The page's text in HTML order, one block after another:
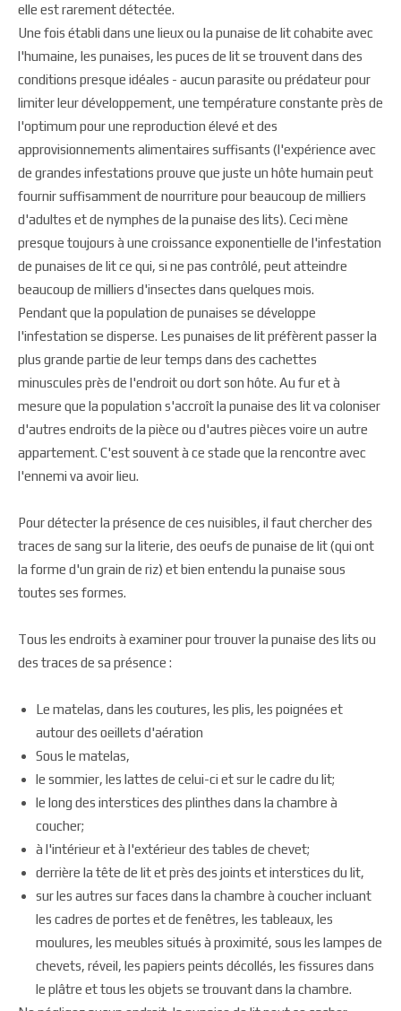
elle est rarement détectée.
Une fois établi dans une lieux ou la punaise de lit cohabite avec
l'humaine, les punaises, les puces de lit se trouvent dans des
conditions presque idéales - aucun parasite ou prédateur pour
limiter leur développement, une température constante près de
l'optimum pour une reproduction élevé et des
approvisionnements alimentaires suffisants (l'expérience avec
de grandes infestations prouve que juste un hôte humain peut
fournir suffisamment de nourriture pour beaucoup de milliers
d'adultes et de nymphes de la punaise des lits). Ceci mène
presque toujours à une croissance exponentielle de l'infestation
de punaises de lit ce qui, si ne pas contrôlé, peut atteindre
beaucoup de milliers d'insectes dans quelques mois.
Pendant que la population de punaises se développe
l'infestation se disperse. Les punaises de lit préfèrent passer la
plus grande partie de leur temps dans des cachettes
minuscules près de l'endroit ou dort son hôte. Au fur et à
mesure que la population s'accroît la punaise des lit va coloniser
d'autres endroits de la pièce ou d'autres pièces voire un autre
appartement. C'est souvent à ce stade que la rencontre avec
l'ennemi va avoir lieu.
Pour détecter la présence de ces nuisibles, il faut chercher des
traces de sang sur la literie, des oeufs de punaise de lit (qui ont
la forme d'un grain de riz) et bien entendu la punaise sous
toutes ses formes.
Tous les endroits à examiner pour trouver la punaise des lits ou
des traces de sa présence :
Le matelas, dans les coutures, les plis, les poignées et
autour des oeillets d'aération
Sous le matelas,
le sommier, les lattes de celui-ci et sur le cadre du lit;
le long des interstices des plinthes dans la chambre à
coucher;
à l'intérieur et à l'extérieur des tables de chevet;
derrière la tête de lit et près des joints et interstices du lit,
sur les autres sur faces dans la chambre à coucher incluant
les cadres de portes et de fenêtres, les tableaux, les
moulures, les meubles situés à proximité, sous les lampes de
chevets, réveil, les papiers peints décollés, les fissures dans
le plâtre et tous les objets se trouvant dans la chambre.